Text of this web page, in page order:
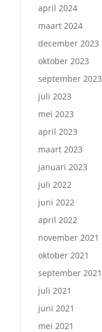
april 2024
maart 2024
december 2023
oktober 2023
september 2023
juli 2023
mei 2023
april 2023
maart 2023
januari 2023
juli 2022
juni 2022
april 2022
november 2021
oktober 2021
september 2021
juli 2021
juni 2021
mei 2021